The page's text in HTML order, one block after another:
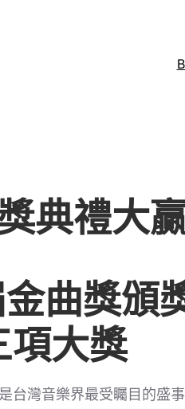
典禮大
金曲獎頒
項大獎
台灣音樂界最受矚目的盛